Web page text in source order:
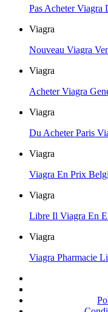
Pas Acheter Viagra
Viagra
Nouveau Viagra
Viagra
Acheter Viagra
Viagra
Du Acheter Paris
Viagra
Viagra En Prix
Viagra
Libre Il Viagra En
Viagra
Viagra Pharmacie